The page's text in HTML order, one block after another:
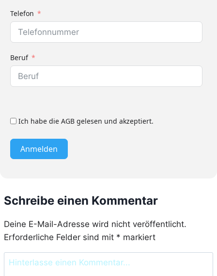
Telefon
Beruf
Ich habe die AGB gelesen und akzeptiert.
Anmelden
Schreibe einen Kommentar
Deine E-Mail-Adresse wird nicht veröffentlicht.
Erforderliche Felder sind mit * markiert